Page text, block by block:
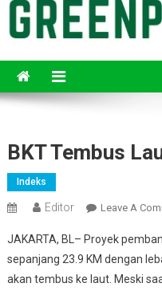
BKT Tembus
Indeks
Editor Leave A
JAKARTA, BL– Proyek
sepanjang 23.9 KM dengan
akan tembus ke laut. Meski